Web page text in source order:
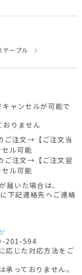
テープル
ャンセルが可能で
りません
ご注文→【ご注文当
ル可能
ご注文→【ご注文翌
ル可能
届いた場合は、
下記連絡先へご連絡
201-594
応じた対応方法をご
承っておりません。